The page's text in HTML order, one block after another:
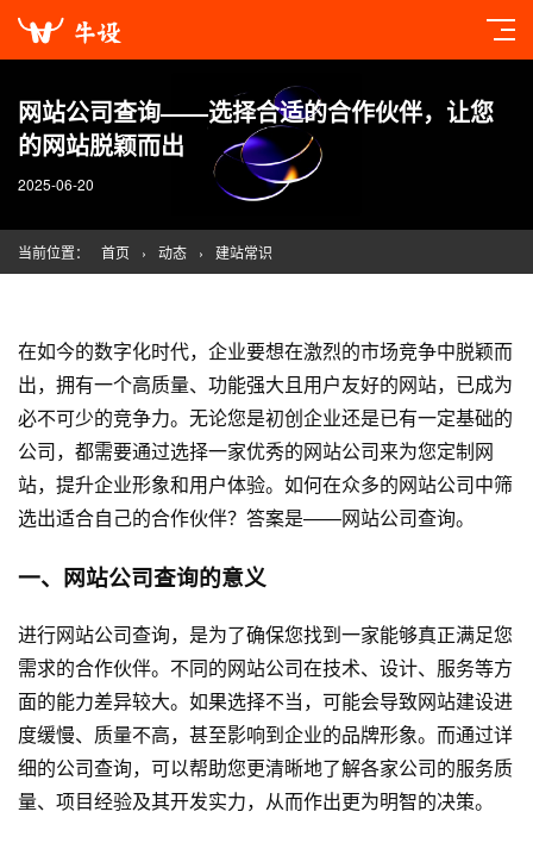
网站公司查询——选择合适的合作伙伴，让您
的网站脱颖而出
2025-06-20
当前位置： 首页 › 动态 › 建站常识
在如今的数字化时代，企业要想在激烈的市场竞争中脱颖而
出，拥有一个高质量、功能强大且用户友好的网站，已成为
必不可少的竞争力。无论您是初创企业还是已有一定基础的
公司，都需要通过选择一家优秀的网站公司来为您定制网
站，提升企业形象和用户体验。如何在众多的网站公司中筛
选出适合自己的合作伙伴？答案是——网站公司查询。
一、网站公司查询的意义
进行网站公司查询，是为了确保您找到一家能够真正满足您
需求的合作伙伴。不同的网站公司在技术、设计、服务等方
面的能力差异较大。如果选择不当，可能会导致网站建设进
度缓慢、质量不高，甚至影响到企业的品牌形象。而通过详
细的公司查询，可以帮助您更清晰地了解各家公司的服务质
量、项目经验及其开发实力，从而作出更为明智的决策。